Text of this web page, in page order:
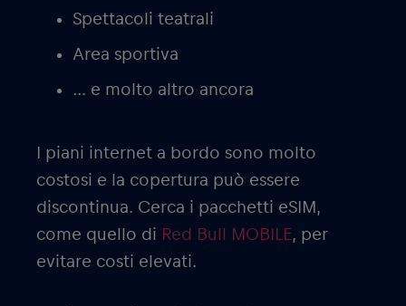
Spettacoli teatrali
Area sportiva
… e molto altro ancora
I piani internet a bordo sono molto
costosi e la copertura può essere
discontinua. Cerca i pacchetti eSIM,
come quello di Red Bull MOBILE, per
evitare costi elevati.